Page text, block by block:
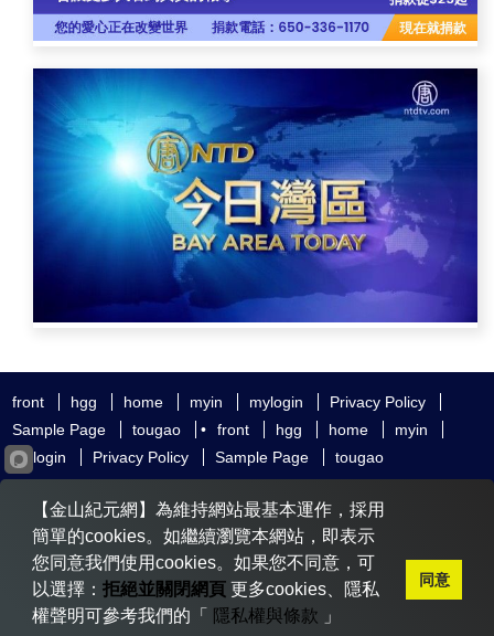
front hgg home myin mylogin
Privacy Policy
Sample Page
tougao • front hgg home
myin
mylogin
Privacy Policy Sample Page tougao
友好鏈接 追查國際 新唐人電視
神韻藝術團
大紀元時報
希望之聲 全球退黨服務中心 明慧網
無界網
Copyright © 2020-2026 金山紀元. All Rights Reserved.
【金山紀元網】為維持網站最基本運作，採用
簡單的cookies。如繼續瀏覽本網站，即表示
您同意我們使用cookies。如果您不同意，可
以選擇： 拒絕並關閉網頁更多cookies、隱私
權聲明可參考我們的「
隱私權與條款 」
同意